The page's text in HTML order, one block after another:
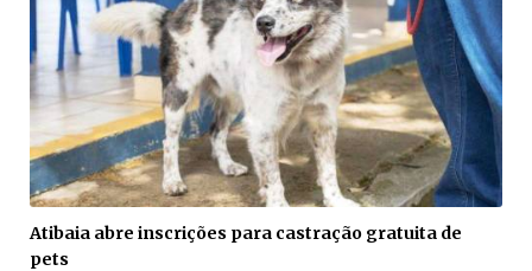
Atibaia abre inscrições para castração gratuita de
pets